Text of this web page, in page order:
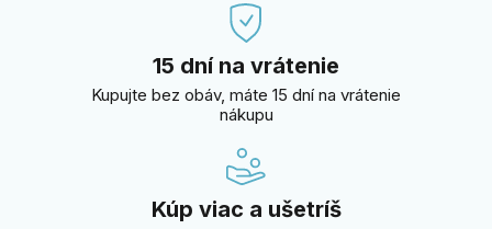
15 dní na vrátenie
Kupujte bez obáv, máte 15 dní na vrátenie
nákupu
Kúp viac a ušetríš